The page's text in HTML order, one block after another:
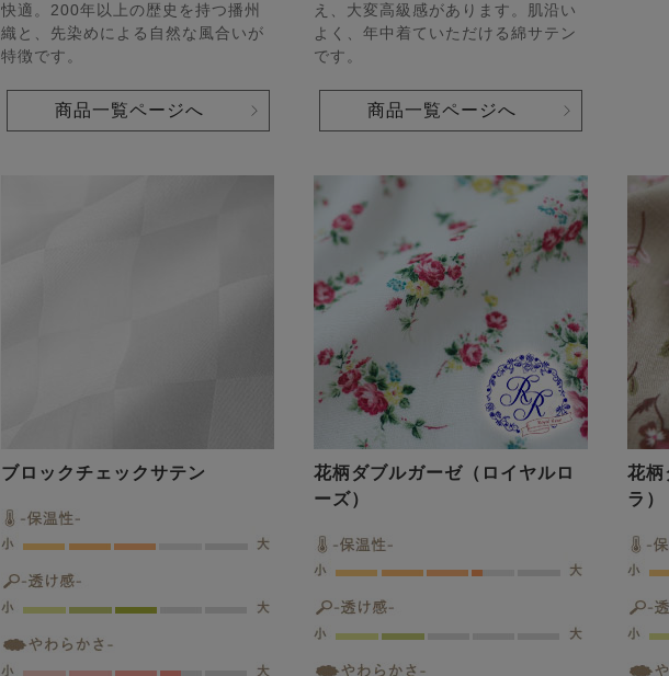
快適。200年以上の歴史を持つ播州
織と、先染めによる自然な風合いが
特徴です。
商品一覧ページへ
え、大変高級感があります。肌沿い
よく、年中着ていただける綿サテン
です。
商品一覧ページへ
ブロックチェックサテン
花柄ダブルガーゼ（ロイヤルロ
ーズ）
花柄
ラ）